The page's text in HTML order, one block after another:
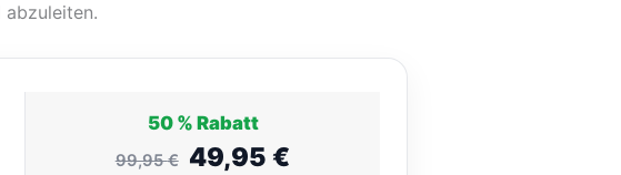
50 % Rabatt
99,95€ 49,95€